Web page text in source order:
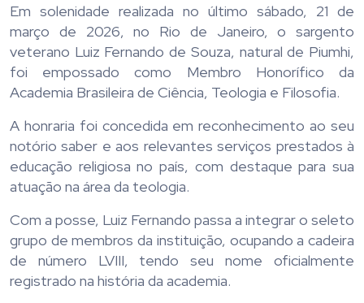
Em solenidade realizada no último sábado, 21 de
março de 2026, no Rio de Janeiro, o sargento
veterano Luiz Fernando de Souza, natural de Piumhi,
foi empossado como Membro Honorífico da
Academia Brasileira de Ciência, Teologia e Filosofia.
A honraria foi concedida em reconhecimento ao seu
notório saber e aos relevantes serviços prestados à
educação religiosa no país, com destaque para sua
atuação na área da teologia.
Com a posse, Luiz Fernando passa a integrar o seleto
grupo de membros da instituição, ocupando a cadeira
de número LVIII, tendo seu nome oficialmente
registrado na história da academia.